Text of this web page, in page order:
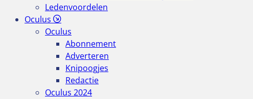
Ledenvoordelen
Oculus
Oculus
Abonnement
Adverteren
Knipoogjes
Redactie
Oculus 2024